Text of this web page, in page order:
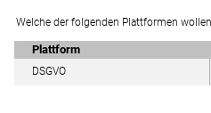
Welche der folgenden Plattformen
Plattform
DSGVO